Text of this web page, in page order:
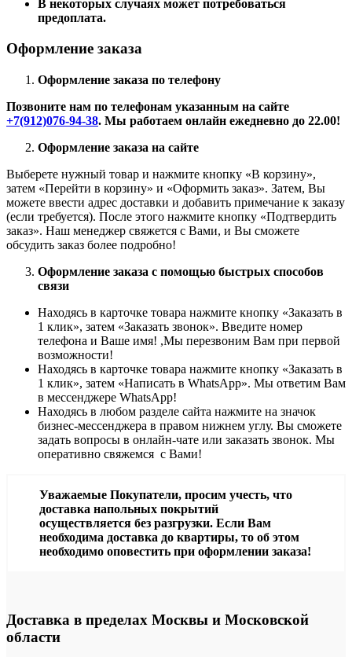
В некоторых случаях может потребоваться
предоплата.
Оформление заказа
Оформление заказа по телефону
Позвоните нам по телефонам указанным на сайте
+7(912)076-94-38. Мы работаем онлайн ежедневно до 22.00!
Оформление заказа на сайте
Выберете нужный товар и нажмите кнопку «В корзину»,
затем «Перейти в корзину» и «Оформить заказ». Затем, Вы
можете ввести адрес доставки и добавить примечание к заказу
(если требуется). После этого нажмите кнопку «Подтвердить
заказ». Наш менеджер свяжется с Вами, и Вы сможете
обсудить заказ более подробно!
Оформление заказа с помощью быстрых способов
связи
Находясь в карточке товара нажмите кнопку «Заказать в
1 клик», затем «Заказать звонок». Введите номер
телефона и Ваше имя! ,Мы перезвоним Вам при первой
возможности!
Находясь в карточке товара нажмите кнопку «Заказать в
1 клик», затем «Написать в WhatsApp». Мы ответим Вам
в месcенджере WhatsApp!
Находясь в любом разделе сайта нажмите на значок
бизнес-мессенджера в правом нижнем углу. Вы сможете
задать вопросы в онлайн-чате или заказать звонок. Мы
оперативно свяжемся с Вами!
Уважаемые Покупатели, просим учесть, что
доставка напольных покрытий
осуществляется без разгрузки. Если Вам
необходима доставка до квартиры, то об этом
необходимо оповестить при оформлении заказа!
Доставка в пределах Москвы и Московской
области